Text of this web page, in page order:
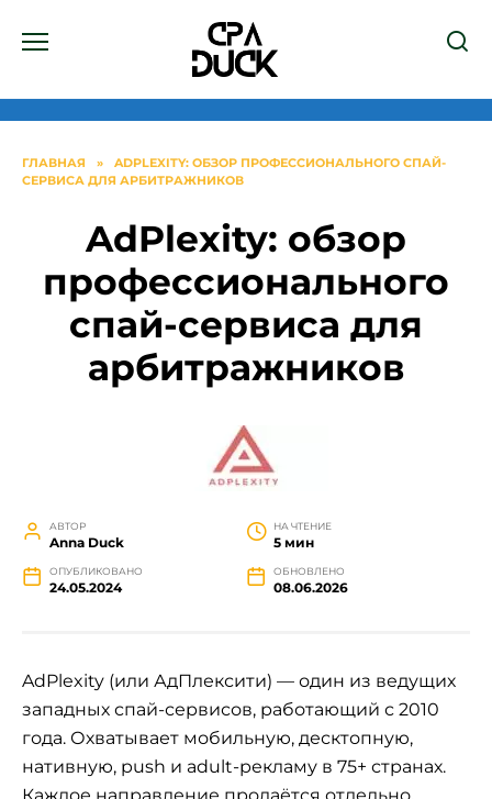
ГЛАВНАЯ »
ADPLEXITY: ОБЗОР ПРОФЕССИОНАЛЬНОГО СПАЙ-
СЕРВИСА ДЛЯ АРБИТРАЖНИКОВ
AdPlexity: обзор
профессионального
спай-сервиса для
арбитражников
АВТОР
Anna Duck
НА ЧТЕНИЕ
5 мин
ОПУБЛИКОВАНО
24.05.2024
ОБНОВЛЕНО
08.06.2026
AdPlexity (или АдПлексити) — один из ведущих
западных спай-сервисов, работающий с 2010
года. Охватывает мобильную, десктопную,
нативную, push и adult-рекламу в 75+ странах.
Каждое направление продаётся отдельно,